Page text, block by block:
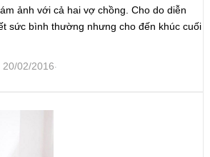
ảnh với cả hai vợ chồng. Cho do diễn
sức bình thường nhưng cho đến khúc cuối
20/02/2016·